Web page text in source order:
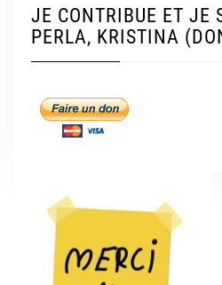
JE CONTRIBUE ET JE
PERLA, KRISTINA